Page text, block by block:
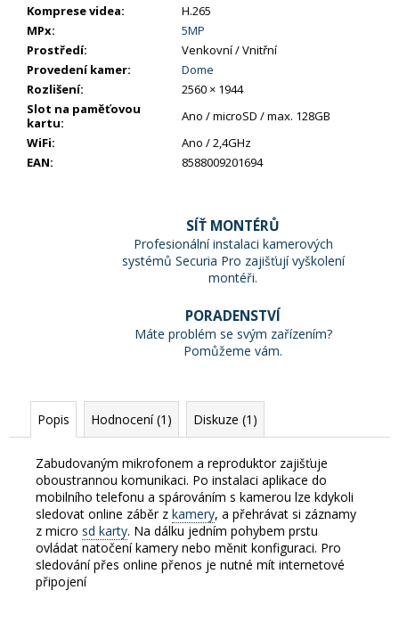
Komprese videa:
H.265
MPx:
5MP
Prostředí:
Venkovní / Vnitřní
Provedení kamer:
Dome
Rozlišení:
2560 × 1944
Slot na paměťovou
kartu:
Ano / microSD / max. 128GB
WiFi:
Ano / 2,4GHz
EAN: 8588009201694
SÍŤ MONTÉRŮ
Profesionální instalaci kamerových
systémů Securia Pro zajišťují vyškolení
montéři.
PORADENSTVÍ
Máte problém se svým zařízením?
Pomůžeme vám.
Popis Hodnocení (1) Diskuze (1)
Zabudovaným mikrofonem a reproduktor zajišťuje
oboustrannou komunikaci. Po instalaci aplikace do
mobilního telefonu a spárováním s kamerou lze kdykoli
sledovat online záběr z kamery, a přehrávat si záznamy
z micro sd karty. Na dálku jedním pohybem prstu
ovládat natočení kamery nebo měnit konfiguraci. Pro
sledování přes online přenos je nutné mít internetové
připojení